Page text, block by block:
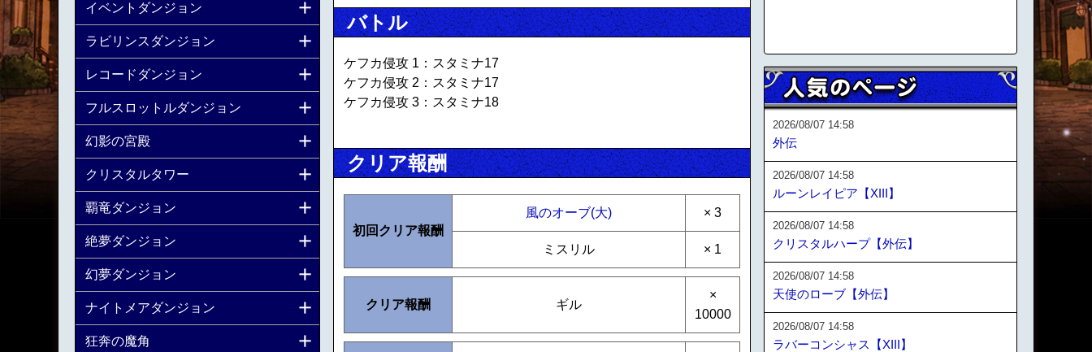
バトル
ケフカ侵攻 1：スタミナ17
ケフカ侵攻 2：スタミナ17
ケフカ侵攻 3：スタミナ18
クリア報酬
初回クリア報酬
風のオーブ(大) × 3
ミスリル × 1
クリア報酬 ギル
×
10000
イベントダンジョン
ラビリンスダンジョン
レコードダンジョン
フルスロットルダンジョン
幻影の宮殿
クリスタルタワー
覇竜ダンジョン
絶夢ダンジョン
幻夢ダンジョン
ナイトメアダンジョン
狂奔の魔角
2026/08/07 14:58
外伝
2026/08/07 14:58
ルーンレイピア【XIII】
2026/08/07 14:58
クリスタルハープ【外伝】
2026/08/07 14:58
天使のローブ【外伝】
2026/08/07 14:58
ラバーコンシャス【XIII】